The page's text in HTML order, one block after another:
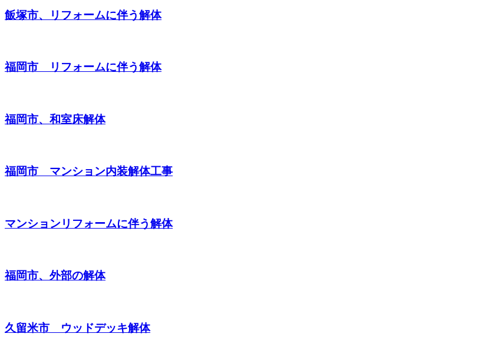
飯塚市、リフォームに伴う解体
福岡市 リフォームに伴う解体
福岡市、和室床解体
福岡市 マンション内装解体工事
マンションリフォームに伴う解体
福岡市、外部の解体
久留米市 ウッドデッキ解体